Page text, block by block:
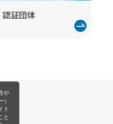
や
）
ト
と
証団体